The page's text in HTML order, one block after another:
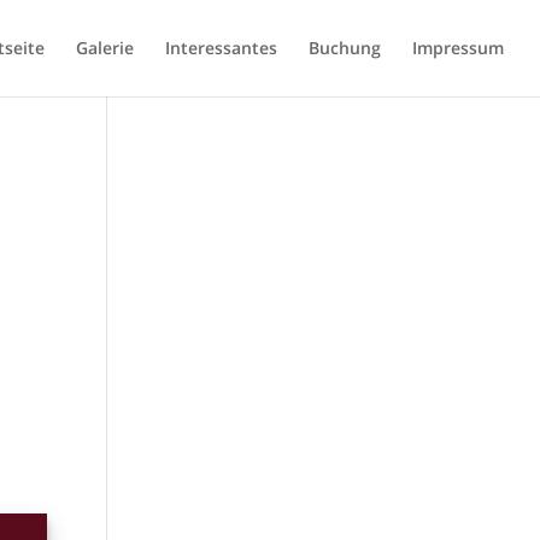
Galerie Interessantes Buchung Impressum